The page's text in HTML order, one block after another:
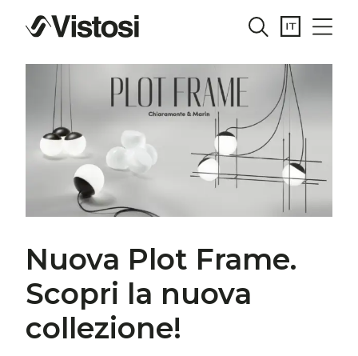
Nuova Plot Frame.
Scopri la nuova
collezione!